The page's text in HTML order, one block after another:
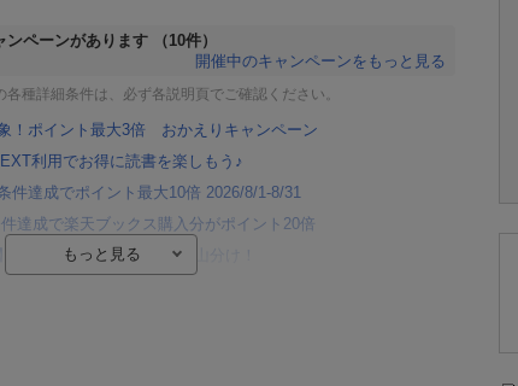
ンペーンがあります
（10件）
開催中のキャンペーンをもっと見る
種詳細条件は、必ず各説明頁でご確認ください。
！ポイント最大3倍 おかえりキャンペーン
利用でお得に読書を楽しもう♪
件達成でポイント最大10倍 2026/8/1-8/31
達成で楽天ブックス購入分がポイント20倍
条件達成で100万ポイント山分け！